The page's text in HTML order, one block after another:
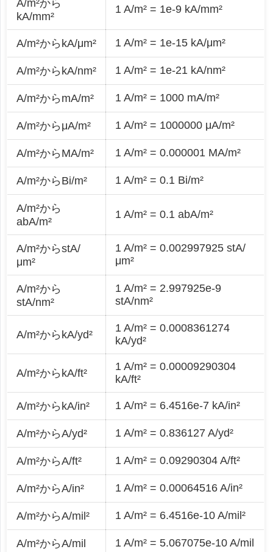
A/m²から
kA/mm²
1 A/m² = 1e-9 kA/mm²
A/m²からkA/μm² 1 A/m² = 1e-15 kA/μm²
A/m²からkA/nm² 1 A/m² = 1e-21 kA/nm²
A/m²からmA/m² 1 A/m² = 1000 mA/m²
A/m²からμA/m² 1 A/m² = 1000000 μA/m²
A/m²からMA/m² 1 A/m² = 0.000001 MA/m²
A/m²からBi/m² 1 A/m² = 0.1 Bi/m²
A/m²から
abA/m²
1 A/m² = 0.1 abA/m²
A/m²からstA/
μm²
1 A/m² = 0.002997925 stA/
μm²
A/m²から
stA/nm²
1 A/m² = 2.997925e-9
stA/nm²
A/m²からkA/yd²
1 A/m² = 0.0008361274
kA/yd²
A/m²からkA/ft²
1 A/m² = 0.00009290304
kA/ft²
A/m²からkA/in² 1 A/m² = 6.4516e-7 kA/in²
A/m²からA/yd² 1 A/m² = 0.836127 A/yd²
A/m²からA/ft² 1 A/m² = 0.09290304 A/ft²
A/m²からA/in² 1 A/m² = 0.00064516 A/in²
A/m²からA/mil² 1 A/m² = 6.4516e-10 A/mil²
A/m²からA/mil 1 A/m² = 5.067075e-10 A/mil